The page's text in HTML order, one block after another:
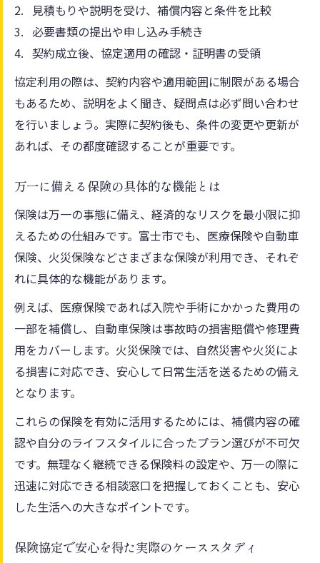
見積もりや説明を受け、補償内容と条件を比較
必要書類の提出や申し込み手続き
契約成立後、協定適用の確認・証明書の受領
協定利用の際は、契約内容や適用範囲に制限がある場合
もあるため、説明をよく聞き、疑問点は必ず問い合わせ
を行いましょう。実際に契約後も、条件の変更や更新が
あれば、その都度確認することが重要です。
万一に備える保険の具体的な機能とは
保険は万一の事態に備え、経済的なリスクを最小限に抑
えるための仕組みです。富士市でも、医療保険や自動車
保険、火災保険などさまざまな保険が利用でき、それぞ
れに具体的な機能があります。
例えば、医療保険であれば入院や手術にかかった費用の
一部を補償し、自動車保険は事故時の損害賠償や修理費
用をカバーします。火災保険では、自然災害や火災によ
る損害に対応でき、安心して日常生活を送るための備え
となります。
これらの保険を有効に活用するためには、補償内容の確
認や自分のライフスタイルに合ったプラン選びが不可欠
です。無理なく継続できる保険料の設定や、万一の際に
迅速に対応できる相談窓口を把握しておくことも、安心
した生活への大きなポイントです。
保険協定で安心を得た実際のケーススタディ